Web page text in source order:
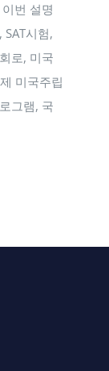
번 설명
시험,
로, 미국
미국주립
그램, 국